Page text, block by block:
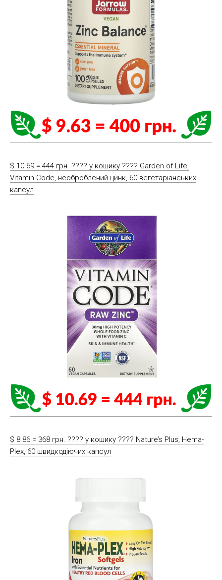
$ 10.69 = 444 грн. ????️ у кошику ????️ Garden of Life,
Vitamin Code, необроблений цинк, 60 вегетаріанських
капсул
$ 8.86 = 368 грн. ????️ у кошику ????️ Nature’s Plus, Hema-
Plex, 60 швидкодіючих капсул